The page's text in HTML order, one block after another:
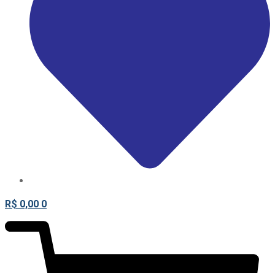
R$ 0,00 0